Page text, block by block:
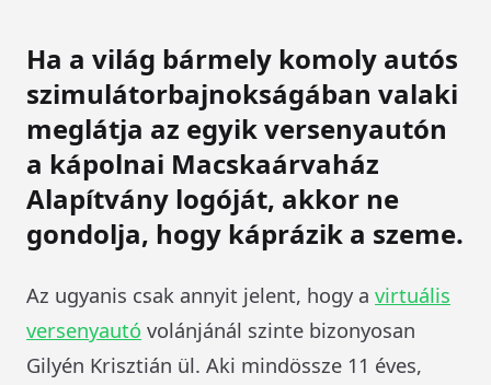
Ha a világ bármely komoly autós
szimulátorbajnokságában valaki
meglátja az egyik versenyautón
a kápolnai Macskaárvaház
Alapítvány logóját, akkor ne
gondolja, hogy káprázik a szeme.
Az ugyanis csak annyit jelent, hogy a virtuális
versenyautó volánjánál szinte bizonyosan
Gilyén Krisztián ül. Aki mindössze 11 éves,